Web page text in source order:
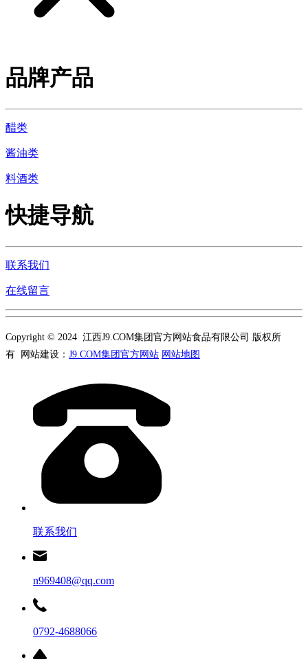
品牌产品
醋类
酱油类
料酒类
快捷导航
联系我们
在线留言
Copyright © 2024 江西J9.COM集团官方网站食品有限公司 版权所
有 网站建设： J9.COM集团官方网站 网站地图
联系我们
n969408@qq.com
0792-4688066